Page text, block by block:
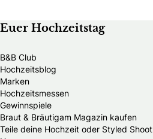
Euer Hochzeitstag
B&B Club
Hochzeitsblog
Marken
Hochzeitsmessen
Gewinnspiele
Braut & Bräutigam Magazin kaufen
Teile deine Hochzeit oder Styled Shoot